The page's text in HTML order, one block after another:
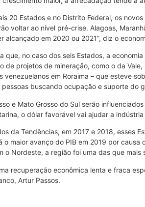
20 Estados e no Distrito Federal, os
voltar ao nível pré-crise. Alagoas,
alcançado em 2020 ou 2021”, diz o
que, no caso dos seis Estados, a
de projetos de mineração, como o da
venezuelanos em Roraima – que esteve
pessoas buscando ocupação e suporte do
e Mato Grosso do Sul serão
o dólar favorável vai ajudar a
da Tendências, em 2017 e 2018, esses
o maior avanço do PIB em 2019 por
o Nordeste, a região foi uma das que mais
recuperação econômica lenta e fraca
Artur Passos.